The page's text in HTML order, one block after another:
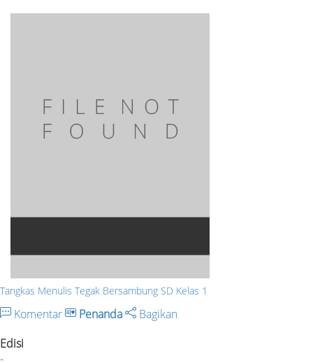
Tangkas Menulis Tegak Bersambung SD Kelas 1
Komentar Penanda
Bagikan
Edisi
-